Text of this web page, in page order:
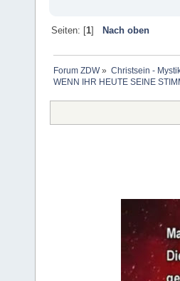
Seiten: [1] Nach oben
Forum ZDW» Christsein -
WENN IHR HEUTE SEINE